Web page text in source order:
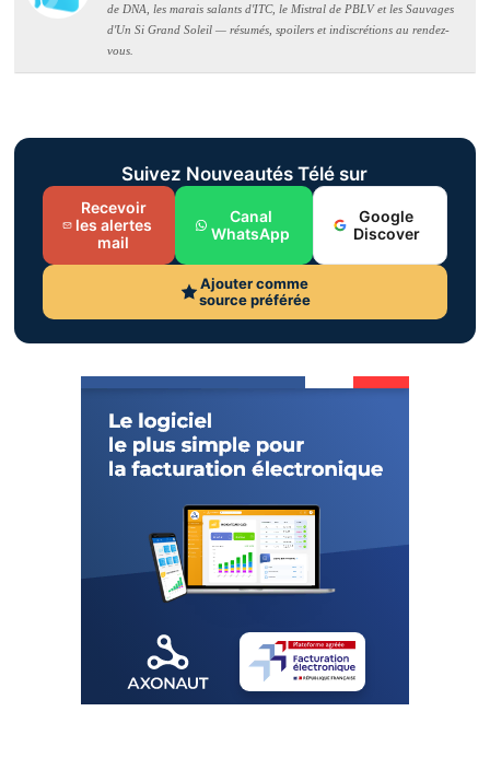
de DNA, les marais salants d'ITC, le Mistral de PBLV et les Sauvages
d'Un Si Grand Soleil — résumés, spoilers et indiscrétions au rendez-
vous.
Suivez Nouveautés Télé sur
Recevoir
les alertes
mail
Canal
WhatsApp
Google
Discover
Ajouter comme
source préférée